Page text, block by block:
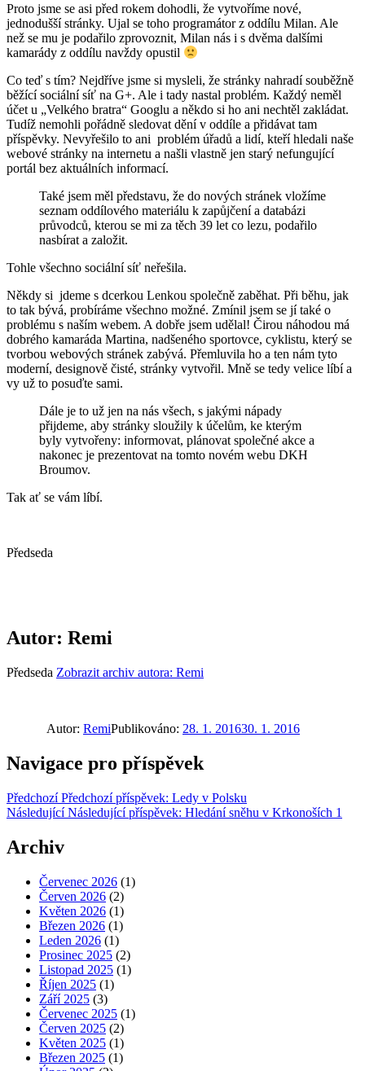
Proto jsme se asi před rokem dohodli, že vytvoříme nové,
jednodušší stránky. Ujal se toho programátor z oddílu Milan. Ale
než se mu je podařilo zprovoznit, Milan nás i s dvěma dalšími
kamarády z oddílu navždy opustil
Co teď s tím? Nejdříve jsme si mysleli, že stránky nahradí souběžně
běžící sociální síť na G+. Ale i tady nastal problém. Každý neměl
účet u „Velkého bratra“ Googlu a někdo si ho ani nechtěl zakládat.
Tudíž nemohli pořádně sledovat dění v oddíle a přidávat tam
příspěvky. Nevyřešilo to ani problém úřadů a lidí, kteří hledali naše
webové stránky na internetu a našli vlastně jen starý nefungující
portál bez aktuálních informací.
Také jsem měl představu, že do nových stránek vložíme
seznam oddílového materiálu k zapůjčení a databázi
průvodců, kterou se mi za těch 39 let co lezu, podařilo
nasbírat a založit.
Tohle všechno sociální síť neřešila.
Někdy si jdeme s dcerkou Lenkou společně zaběhat. Při běhu, jak
to tak bývá, probíráme všechno možné. Zmínil jsem se jí také o
problému s naším webem. A dobře jsem udělal! Čirou náhodou má
dobrého kamaráda Martina, nadšeného sportovce, cyklistu, který se
tvorbou webových stránek zabývá. Přemluvila ho a ten nám tyto
moderní, designově čisté, stránky vytvořil. Mně se tedy velice líbí a
vy už to posuďte sami.
Dále je to už jen na nás všech, s jakými nápady
přijdeme, aby stránky sloužily k účelům, ke kterým
byly vytvořeny: informovat, plánovat společné akce a
nakonec je prezentovat na tomto novém webu DKH
Broumov.
Tak ať se vám líbí.
Předseda
Autor: Remi
Předseda Zobrazit archiv autora: Remi
Autor: RemiPublikováno: 28. 1. 201630. 1. 2016
Navigace pro příspěvek
Předchozí Předchozí příspěvek: Ledy v Polsku
Následující Následující příspěvek: Hledání sněhu v Krkonoších 1
Archiv
Červenec 2026 (1)
Červen 2026 (2)
Květen 2026 (1)
Březen 2026 (1)
Leden 2026 (1)
Prosinec 2025 (2)
Listopad 2025 (1)
Říjen 2025 (1)
Září 2025 (3)
Červenec 2025 (1)
Červen 2025 (2)
Květen 2025 (1)
Březen 2025 (1)